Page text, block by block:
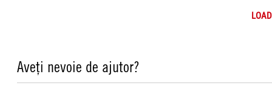
Aveți nevoie de ajutor?